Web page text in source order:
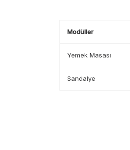
Modüller
Yemek Masası
Sandalye